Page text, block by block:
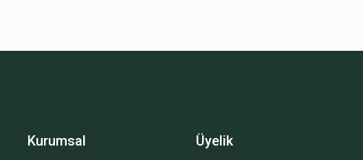
Bu ürüne ilk yorumu siz yapın!
hakkında henüz soru sorulmamış.
Sitemize ilk yorumu siz yapın!
Kurumsal Üyelik